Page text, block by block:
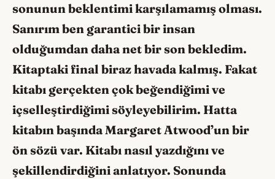
sonunun beklentimi karşılamamış olması.
Sanırım ben garantici bir insan
olduğumdan daha net bir son bekledim.
Kitaptaki final biraz havada kalmış. Fakat
kitabı gerçekten çok beğendiğimi ve
içselleştirdiğimi söyleyebilirim. Hatta
kitabın başında Margaret Atwood’un bir
ön sözü var. Kitabı nasıl yazdığını ve
şekillendirdiğini anlatıyor. Sonunda